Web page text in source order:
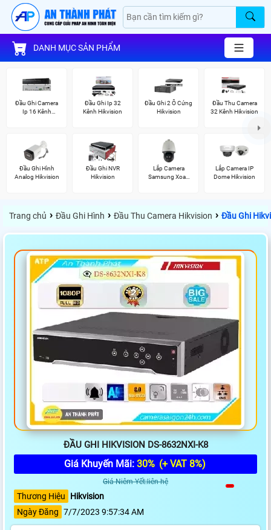
DANH MỤC SẢN PHẨM
Đầu Ghi Camera
Ip 16 Kênh
Đầu Ghi Ip 32
Kênh Hikvision
Đầu Ghi 2 Ổ Cứng
Hikvision
Đầu Thu Camera
32 Kênh Hikvision
Đầu Ghi Hình
Analog Hikvision
Đầu Ghi NVR
Hikvision
Lắp Camera
Samsung Xoay
Lắp Camera IP
Dome Hikvision
Trang chủ › Đầu Ghi Hình › Đầu Thu Camera Hikvision › Đầu Ghi
ĐẦU GHI HIKVISION DS-8632NXI-K8
Giá Khuyến Mãi: 30% (+ VAT 8%)
Giá Niêm Yết:liên hệ
Thương Hiệu
Hikvision
Ngày Đăng 7/7/2023 9:57:34 AM